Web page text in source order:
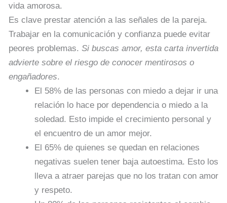
vida amorosa.
Es clave prestar atención a las señales de la pareja.
Trabajar en la comunicación y confianza puede evitar
peores problemas. Si buscas amor, esta carta invertida
advierte sobre el riesgo de conocer mentirosos o
engañadores.
El 58% de las personas con miedo a dejar ir una
relación lo hace por dependencia o miedo a la
soledad. Esto impide el crecimiento personal y
el encuentro de un amor mejor.
El 65% de quienes se quedan en relaciones
negativas suelen tener baja autoestima. Esto los
lleva a atraer parejas que no los tratan con amor
y respeto.